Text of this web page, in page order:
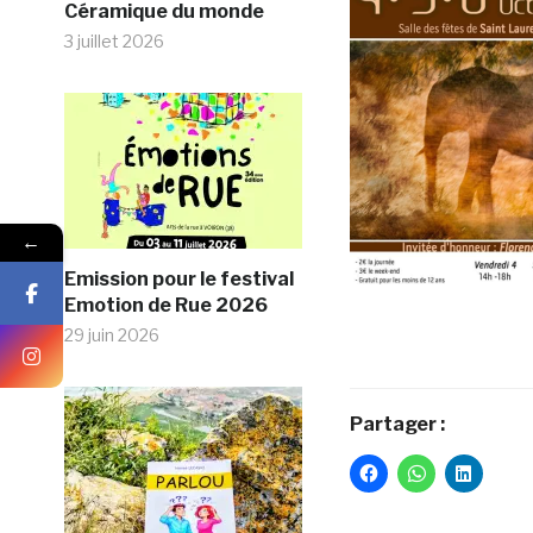
Céramique du monde
3 juillet 2026
Emission pour le festival
Emotion de Rue 2026
29 juin 2026
Partager :
←